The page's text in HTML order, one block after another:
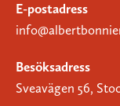
E-postadress
Besöksadress
Sveavägen 56,